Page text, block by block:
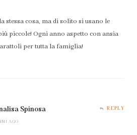
stessa cosa, ma di solito si usano le
piccole! Ogni anno aspetto con ansia
per tutta la famiglia!
Spinosa
AGO
REPLY